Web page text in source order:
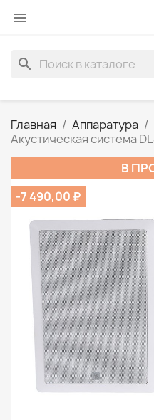

search
Главная Аппаратура
Акустическая система
В
-7 490,00 ₽